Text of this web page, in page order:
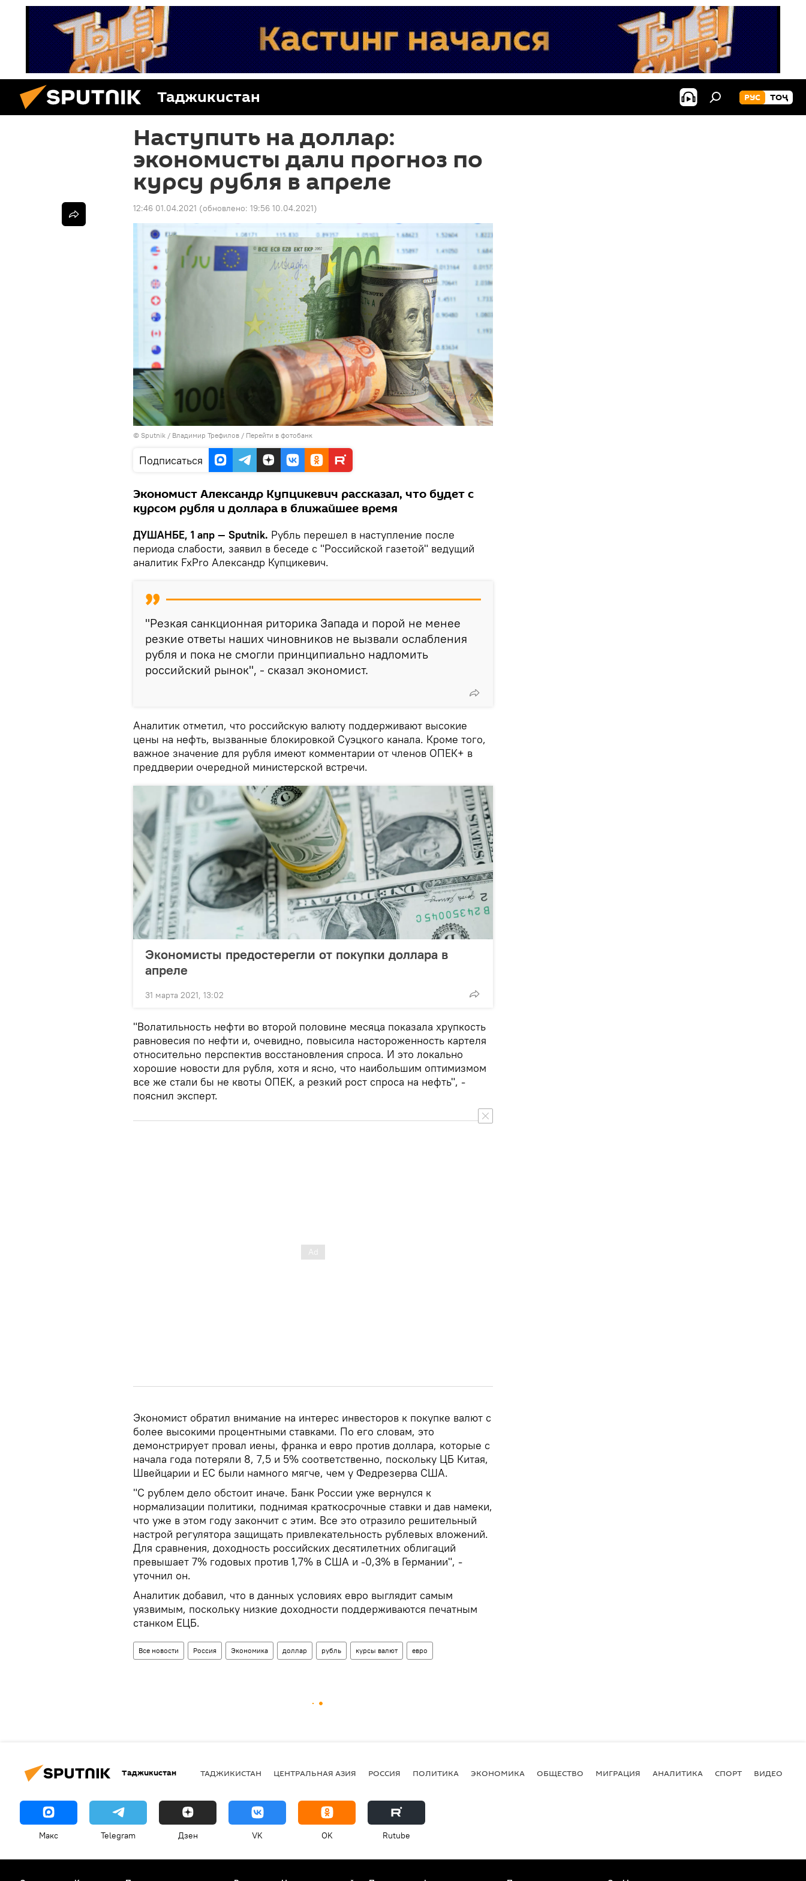
Таджикистан РУС ТОҶ
Наступить на доллар:
экономисты дали прогноз по
курсу рубля в апреле
12:46 01.04.2021 (обновлено: 19:56 10.04.2021)
© Sputnik / Владимир Трефилов / Перейти в фотобанк
Подписаться
Экономист Александр Купцикевич рассказал, что будет с
курсом рубля и доллара в ближайшее время
ДУШАНБЕ, 1 апр — Sputnik. Рубль перешел в наступление после
периода слабости, заявил в беседе с "Российской газетой" ведущий
аналитик FxPro Александр Купцикевич.
"Резкая санкционная риторика Запада и порой не менее
резкие ответы наших чиновников не вызвали ослабления
рубля и пока не смогли принципиально надломить
российский рынок", - сказал экономист.
Аналитик отметил, что российскую валюту поддерживают высокие
цены на нефть, вызванные блокировкой Суэцкого канала. Кроме того,
важное значение для рубля имеют комментарии от членов ОПЕК+ в
преддверии очередной министерской встречи.
Экономисты предостерегли от покупки доллара в
апреле
31 марта 2021, 13:02
"Волатильность нефти во второй половине месяца показала хрупкость
равновесия по нефти и, очевидно, повысила настороженность картеля
относительно перспектив восстановления спроса. И это локально
хорошие новости для рубля, хотя и ясно, что наибольшим оптимизмом
все же стали бы не квоты ОПЕК, а резкий рост спроса на нефть", -
пояснил эксперт.
Экономист обратил внимание на интерес инвесторов к покупке валют с
более высокими процентными ставками. По его словам, это
демонстрирует провал иены, франка и евро против доллара, которые с
начала года потеряли 8, 7,5 и 5% соответственно, поскольку ЦБ Китая,
Швейцарии и ЕС были намного мягче, чем у Федрезерва США.
"С рублем дело обстоит иначе. Банк России уже вернулся к
нормализации политики, поднимая краткосрочные ставки и дав намеки,
что уже в этом году закончит с этим. Все это отразило решительный
настрой регулятора защищать привлекательность рублевых вложений.
Для сравнения, доходность российских десятилетних облигаций
превышает 7% годовых против 1,7% в США и -0,3% в Германии", -
уточнил он.
Аналитик добавил, что в данных условиях евро выглядит самым
уязвимым, поскольку низкие доходности поддерживаются печатным
станком ЕЦБ.
Все новости Россия Экономика доллар рубль курсы валют евро
Таджикистан ТАДЖИКИСТАН ЦЕНТРАЛЬНАЯ АЗИЯ РОССИЯ ПОЛИТИКА ЭКОНОМИКА ОБЩЕСТВО МИГРАЦИЯ АНАЛИТИКА СПОРТ ВИДЕО
Макс Telegram Дзен VK OK Rutube